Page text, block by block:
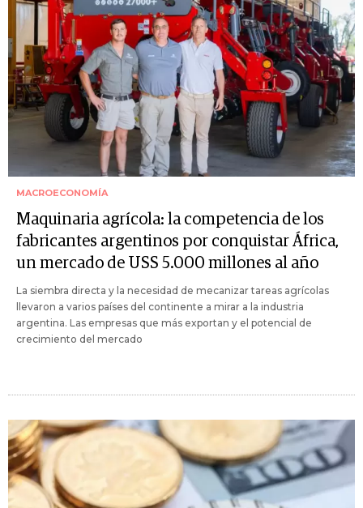
MACROECONOMÍA
Maquinaria agrícola: la competencia de los
fabricantes argentinos por conquistar África,
un mercado de USS 5.000 millones al año
La siembra directa y la necesidad de mecanizar tareas agrícolas
llevaron a varios países del continente a mirar a la industria
argentina. Las empresas que más exportan y el potencial de
crecimiento del mercado